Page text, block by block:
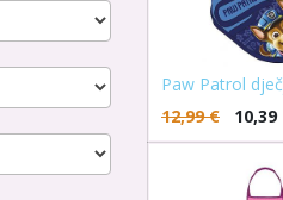
Paw Patrol
12,99€ 10,39